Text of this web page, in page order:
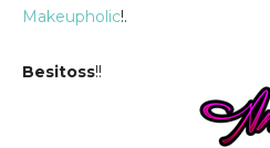
Makeupholic!.
Besitoss!!